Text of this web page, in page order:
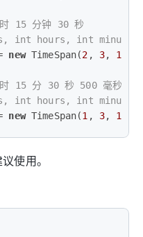
15 分钟 30 秒
int hours, int
new TimeSpan(2 , 3, 15
15 分 30 秒 500 毫秒
int hours, int
new TimeSpan(1 , 3, 15
使用。